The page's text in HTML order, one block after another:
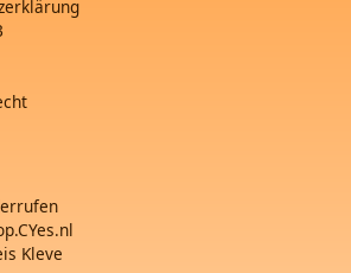
Kleve